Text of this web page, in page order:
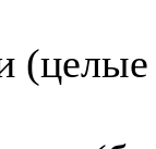
(целые